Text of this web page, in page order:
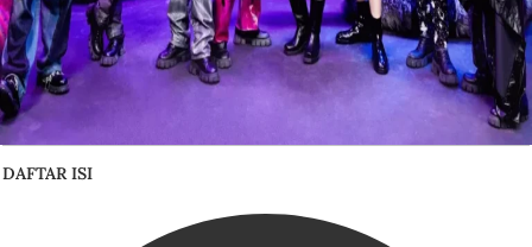
DAFTAR ISI